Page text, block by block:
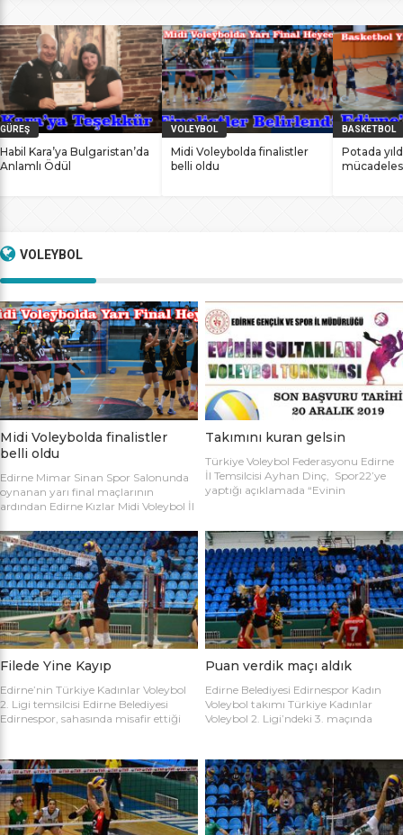
başarılarına yenilerini ekledi. İstanbul Ataköy’de 11-12 Mart
2017 tarihlerinde düzenlenen Masterlar […]
GÜREŞ
Habil Kara’ya Bulgaristan’da
Anlamlı Ödül
VOLEYBOL
Midi Voleybolda finalistler
belli oldu
BASKETBOL
Potada
VOLEYBOL
Midi Voleybolda finalistler
belli oldu
Edirne Mimar Sinan Spor Salonunda
oynanan yarı final maçlarının
ardından Edirne Kızlar Midi Voleybol İl
oynamaya hak kazanan takımlar
belirlendi. İlk oynanan yarı final
maçında Atletik Trakya takımını 25-
17, 25-7 ve 25-20’lik setlerle 3-0
mağlup eden Keşan Yıldızı takımı
finale adını ilk yazdıran takım oldu.
Oynanan ikinci maçta Avrupa
Yıldızları ile Kırcasalih […]
Takımını kuran gelsin
Türkiye Voleybol Federasyonu Edirne
İl Temsilcisi Ayhan Dinç, Spor22’ye
yaptığı açıklamada “Evinin
Temsilciliği olarak “Evinin Sultanları”
ismiyle Kadın Voleybol Turnuvası
organize ediliyor. 18 yaşını doldurmuş
tüm kadınların katılımına açık olan
turnuvaya katılım için takım
kaptanlarının sporcu listesini sağlık
raporlarıyla(sağlık ocağından
alınması yeterli) birlikte Gençlik Spor
İl […]
Filede Yine Kayıp
Edirne’nin Türkiye Kadınlar Voleybol
2. Ligi temsilcisi Edirne Belediyesi
Edirnespor, sahasında misafir ettiği
temsilcimiz Edirne Belediyesi
Edirnespor, Mimar Sinan Spor
Salonu’nda Manisa Salihli
Belediyespor’la karşılaştı. Takımlar
sahaya şu kadrolarla çıktılar: Edirne
Puan verdik maçı aldık
Edirne Belediyesi Edirnespor Kadın
Voleybol takımı Türkiye Kadınlar
Voleybol 2. Ligi’ndeki 3. maçında
Salonu’nda Metin Demirbağ ve
Emrah Baran’ın yönettiği
karşılaşmaya takımlar şu kadrolarla
çıktılar: EDİRNESPOR: Simge
Gülağız, Edanur Bayraklı, Sibel Mert,